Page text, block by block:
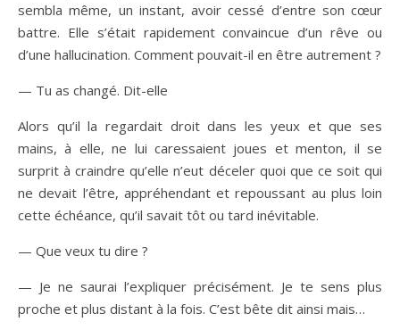
sembla même, un instant, avoir cessé d’entre son cœur
battre. Elle s’était rapidement convaincue d’un rêve ou
d’une hallucination. Comment pouvait-il en être autrement ?
— Tu as changé. Dit-elle
Alors qu’il la regardait droit dans les yeux et que ses
mains, à elle, ne lui caressaient joues et menton, il se
surprit à craindre qu’elle n’eut déceler quoi que ce soit qui
ne devait l’être, appréhendant et repoussant au plus loin
cette échéance, qu’il savait tôt ou tard inévitable.
— Que veux tu dire ?
— Je ne saurai l’expliquer précisément. Je te sens plus
proche et plus distant à la fois. C’est bête dit ainsi mais…